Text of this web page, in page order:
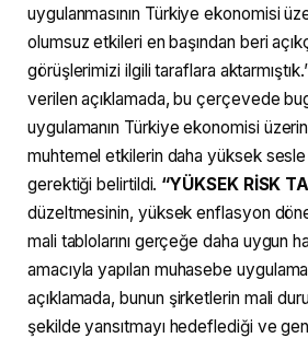
uygulanmasının Türkiye ekonomisi
olumsuz etkileri en başından beri
görüşlerimizi ilgili taraflara
verilen açıklamada, bu çerçevede
uygulamanın Türkiye ekonomisi
muhtemel etkilerin daha yüksek sesle
gerektiği belirtildi. “YÜKSEK RİSK
düzeltmesinin, yüksek enflasyon
mali tablolarını gerçeğe daha uygun
amacıyla yapılan muhasebe
açıklamada, bunun şirketlerin mali
şekilde yansıtmayı hedeflediği ve